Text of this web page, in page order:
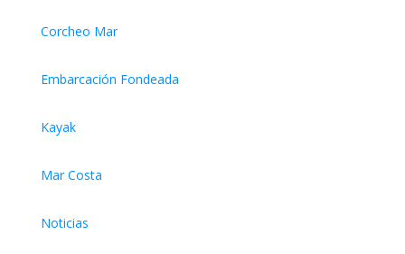
Corcheo Mar
Embarcación Fondeada
Kayak
Mar Costa
Noticias